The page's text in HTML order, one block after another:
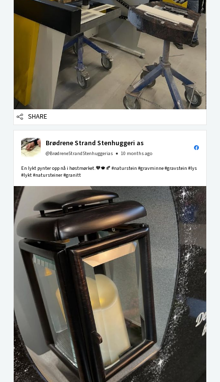
SHARE
Brødrene Strand Stenhuggeri as
@BrødreneStrandStenhuggerias 10 months ago
En lykt pynter opp nå i høstmørket.🧡🍁🍂 #naturstein #gravminne #gravstein #lys
#lykt #natursteiner #granitt